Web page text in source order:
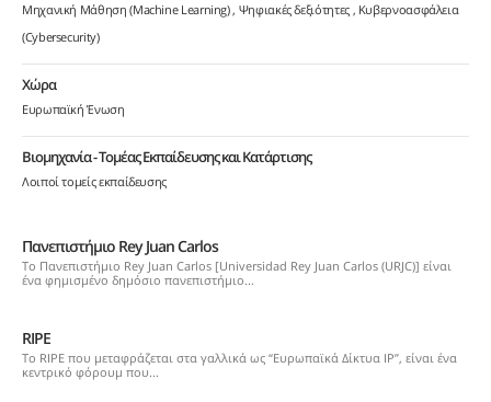
Μηχανική Μάθηση (Machine Learning) Ψηφιακές δεξιότητες
Κυβερνοασφάλεια
(Cybersecurity)
Χώρα
Ευρωπαϊκή Ένωση
Βιομηχανία - Τομέας Εκπαίδευσης και Κατάρτισης
Λοιποί τομείς εκπαίδευσης
Πανεπιστήμιο Rey Juan Carlos
Το Πανεπιστήμιο Rey Juan Carlos [Universidad Rey Juan Carlos (URJC)] είναι
ένα φημισμένο δημόσιο πανεπιστήμιο...
RIPE
Το RIPE που μεταφράζεται στα γαλλικά ως “Ευρωπαϊκά Δίκτυα IP”, είναι ένα
κεντρικό φόρουμ που...